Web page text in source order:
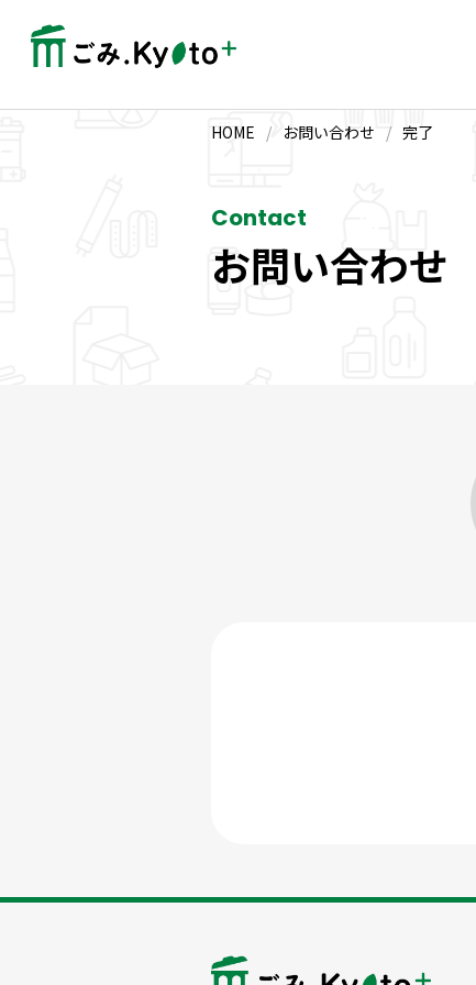
HOME / お問い合わせ / 完了
Contact
お問い合わせ